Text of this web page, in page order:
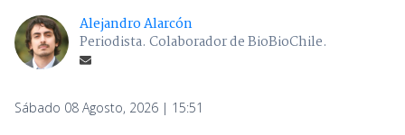
Alejandro Alarcón
Periodista. Colaborador de BioBioChile.
Sábado 08 Agosto, 2026 | 15:51